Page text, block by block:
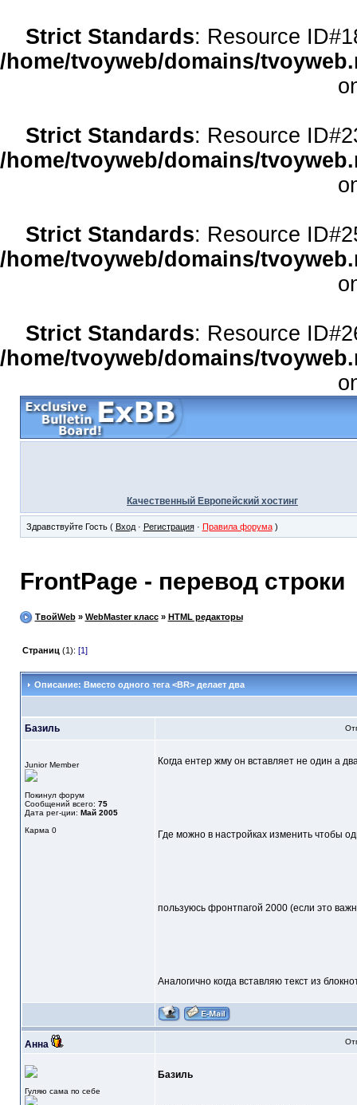
Strict Standards: Resource
/home/tvoyweb/domains/
Strict Standards: Resource
/home/tvoyweb/domains/
Strict Standards: Resource
/home/tvoyweb/domains/
Strict Standards: Resource
/home/tvoyweb/domains/
Качественный Европейский хостинг
Здравствуйте Гость ( Вход· Регистрация· Правила форума)
FrontPage - перевод строки
ТвойWeb» WebMaster класс» HTML редакторы
Страниц (1): [1]
Описание: Вместо одного тега <BR> делает два
Базиль
Junior Member
Покинул форум
Сообщений всего: 75
Дата рег-ции: Май 2005
Карма 0
Когда ентер жму он вставляет не один а
Где можно в настройках изменить чтобы
пользуюсь фронтпагой 2000 (если это
Аналогично когда вставляю текст из
Анна
Гуляю сама по себе
Базиль